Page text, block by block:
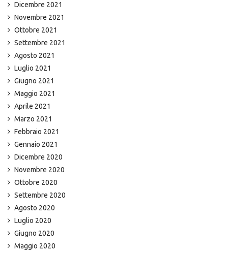
Dicembre 2021
Novembre 2021
Ottobre 2021
Settembre 2021
Agosto 2021
Luglio 2021
Giugno 2021
Maggio 2021
Aprile 2021
Marzo 2021
Febbraio 2021
Gennaio 2021
Dicembre 2020
Novembre 2020
Ottobre 2020
Settembre 2020
Agosto 2020
Luglio 2020
Giugno 2020
Maggio 2020